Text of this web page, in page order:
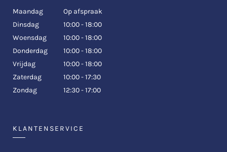
Maandag
Op afspraak
Dinsdag
10:00 - 18:00
Woensdag
10:00 - 18:00
Donderdag
10:00 - 18:00
Vrijdag
10:00 - 18:00
Zaterdag
10:00 - 17:30
Zondag
12:30 - 17:00
KLANTENSERVICE